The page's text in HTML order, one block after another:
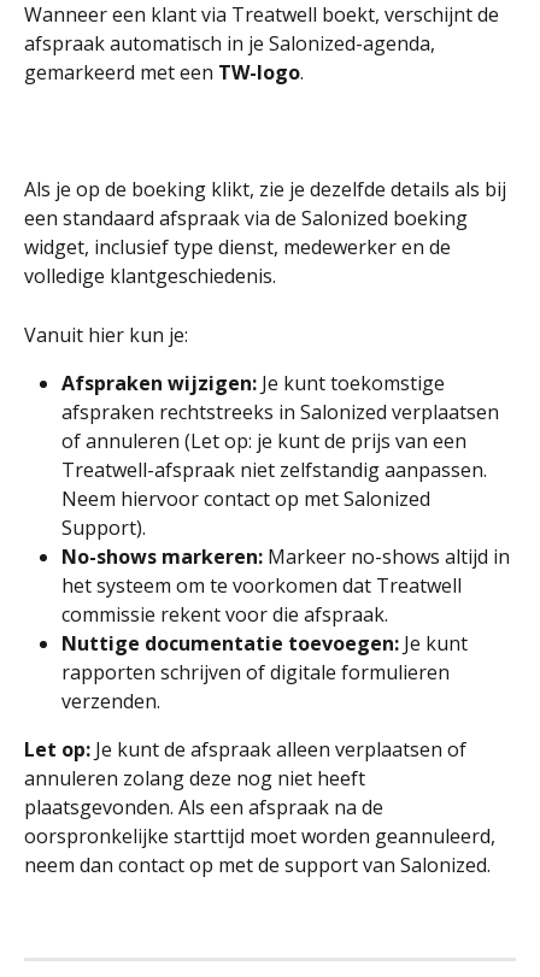
Wanneer een klant via Treatwell boekt, verschijnt de
afspraak automatisch in je Salonized-agenda,
gemarkeerd met een TW-logo.
Als je op de boeking klikt, zie je dezelfde details als bij
een standaard afspraak via de Salonized boeking
widget, inclusief type dienst, medewerker en de
volledige klantgeschiedenis.
Vanuit hier kun je:
Afspraken wijzigen: Je kunt toekomstige
afspraken rechtstreeks in Salonized verplaatsen
of annuleren (Let op: je kunt de prijs van een
Treatwell-afspraak niet zelfstandig aanpassen.
Neem hiervoor contact op met Salonized
Support).
No-shows markeren: Markeer no-shows altijd in
het systeem om te voorkomen dat Treatwell
commissie rekent voor die afspraak.
Nuttige documentatie toevoegen: Je kunt
rapporten schrijven of digitale formulieren
verzenden.
Let op: Je kunt de afspraak alleen verplaatsen of
annuleren zolang deze nog niet heeft
plaatsgevonden. Als een afspraak na de
oorspronkelijke starttijd moet worden geannuleerd,
neem dan contact op met de support van Salonized.